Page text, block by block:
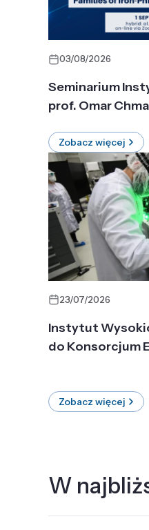
03/08/2026
Seminarium
prof. Omar
Zobacz więcej
23/07/2026
Instytut
do Konsorcjum
Zobacz więcej
W